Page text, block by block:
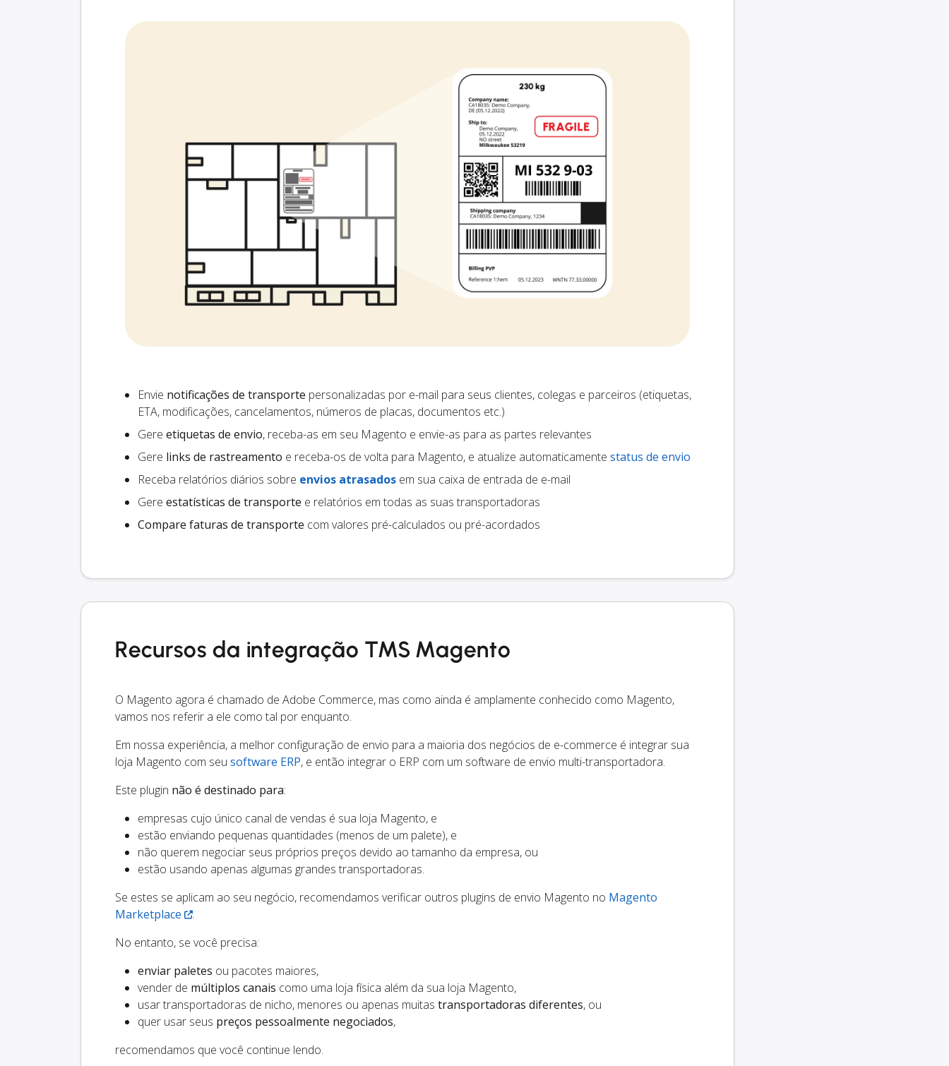
Envie notificações de transporte personalizadas por e-mail para seus clientes, colegas e parceiros (etiquetas,
ETA, modificações, cancelamentos, números de placas, documentos etc.)
Gere etiquetas de envio, receba-as em seu Magento e envie-as para as partes relevantes
Gere links de rastreamento e receba-os de volta para Magento, e atualize automaticamente status de envio
Receba relatórios diários sobre envios atrasados em sua caixa de entrada de e-mail
Gere estatísticas de transporte e relatórios em todas as suas transportadoras
Compare faturas de transporte com valores pré-calculados ou pré-acordados
Recursos da integração TMS Magento
O Magento agora é chamado de Adobe Commerce, mas como ainda é amplamente conhecido como Magento,
vamos nos referir a ele como tal por enquanto.
Em nossa experiência, a melhor configuração de envio para a maioria dos negócios de e-commerce é integrar sua
loja Magento com seu software ERP, e então integrar o ERP com um software de envio multi-transportadora.
Este plugin não é destinado para:
empresas cujo único canal de vendas é sua loja Magento, e
estão enviando pequenas quantidades (menos de um palete), e
não querem negociar seus próprios preços devido ao tamanho da empresa, ou
estão usando apenas algumas grandes transportadoras.
Se estes se aplicam ao seu negócio, recomendamos verificar outros plugins de envio Magento no Magento
Marketplace
.
No entanto, se você precisa:
enviar paletes ou pacotes maiores,
vender de múltiplos canais como uma loja física além da sua loja Magento,
usar transportadoras de nicho, menores ou apenas muitas transportadoras diferentes, ou
quer usar seus preços pessoalmente negociados,
recomendamos que você continue lendo.